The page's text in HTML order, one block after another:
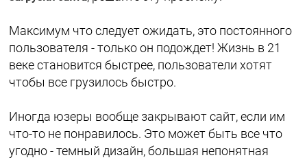
Максимум что следует ожидать, это постоянного
пользователя - только он подождет! Жизнь в 21
веке становится быстрее, пользователи хотят
чтобы все грузилось быстро.
Иногда юзеры вообще закрывают сайт, если им
что-то не понравилось. Это может быть все что
угодно - темный дизайн, большая непонятная